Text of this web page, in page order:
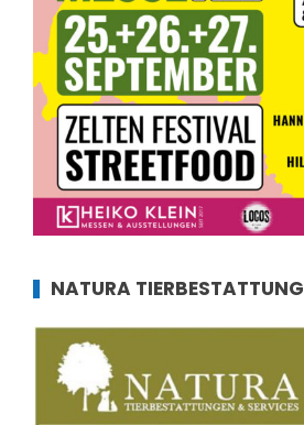
NATURA TIERBESTATTUNG